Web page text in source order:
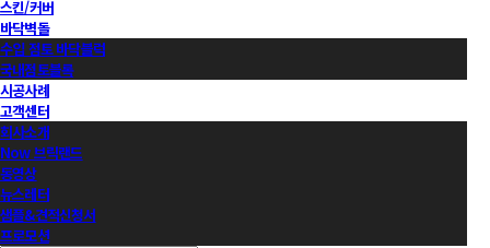
스킨/커버
바닥벽돌
수입 점토 바닥블럭
국내점토블록
시공사례
고객센터
회사소개
Now 브릭랜드
동영상
뉴스레터
샘플&견적신청서
프로모션